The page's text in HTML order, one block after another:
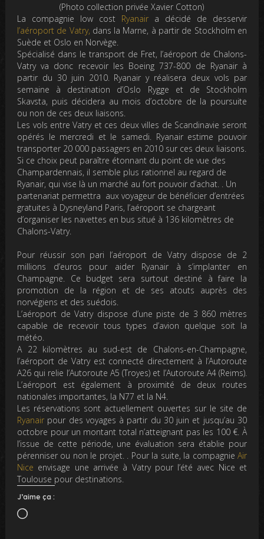
(Photo collection privée Xavier Cotton)
La compagnie low cost Ryanaira décidé de desservir
l’aéroport de Vatry, dans la Marne, à partir de Stockholm en
Suède et Oslo en Norvège.
Spécialisé dans le transport de Fret, l’aéroport de Chalons-
Vatry va donc recevoir les Boeing 737-800 de Ryanair à
partir du 30 juin 2010. Ryanair y réalisera deux vols par
semaine à destination d’Oslo Rygge et de Stockholm
Skavsta, puis décidera au mois d’octobre de la poursuite
ou non de ces deux liaisons.
Les vols entre Vatry et ces deux villes de Scandinavie seront
opérés le mercredi et le samedi. Ryanair estime pouvoir
transporter 20 000 passagers en 2010 sur ces deux liaisons.
Si ce choix peut paraître étonnant du point de vue des
Champardennais, il semble plus rationnel au regard de
Ryanair, qui vise là un marché au fort pouvoir d’achat. . Un
partenariat permettra aux voyageur de bénéficier d’entrées
gratuites à Dysneyland Paris, l’aéroport se chargeant
d’organiser les navettes en bus situé à 136 kilomètres de
Chalons-Vatry.
Pour réussir son pari l’aéroport de Vatry dispose de 2
millions d’euros pour aider Ryanair à s’implanter en
Champagne. Ce budget sera surtout destiné à faire la
promotion de la région et de ses atouts auprès des
norvégiens et des suédois.
L’aéroport de Vatry dispose d’une piste de 3 860 mètres
capable de recevoir tous types d’avion quelque soit la
météo.
A 22 kilomètres au sud-est de Chalons-en-Champagne,
l’aéroport de Vatry est connecté directement à l’Autoroute
A26 qui relie l’Autoroute A5 (Troyes) et l’Autoroute A4 (Reims).
L’aéroport est également à proximité de deux routes
nationales importantes, la N77 et la N4.
Les réservations sont actuellement ouvertes sur le site de
Ryanair pour des voyages à partir du 30 juin et jusqu’au 30
octobre pour un montant total n’atteignant pas les 100 €. À
l’issue de cette période, une évaluation sera établie pour
pérenniser ou non le projet. . Pour la suite, la compagnie Air
Nice envisage une arrivée à Vatrypour l’été avec Nice et
Toulouse pour destinations.
J’aime ça :
Chargement…